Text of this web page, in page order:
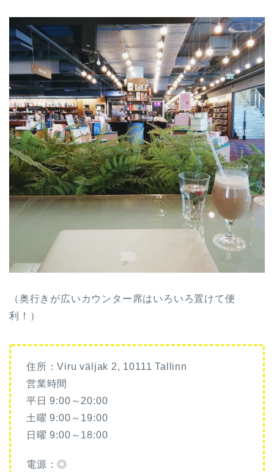
（奥行きが広いカウンター席はいろいろ置けて便
利！）
住所：Viru väljak 2, 10111 Tallinn
営業時間
平日 9:00～20:00
土曜 9:00～19:00
日曜 9:00～18:00
電源：◎